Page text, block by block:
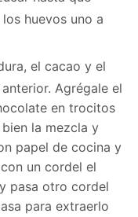
huevos uno a
el cacao y el
Agrégale el
en trocitos
la mezcla y
papel de cocina y
un cordel el
pasa otro cordel
para extraerlo